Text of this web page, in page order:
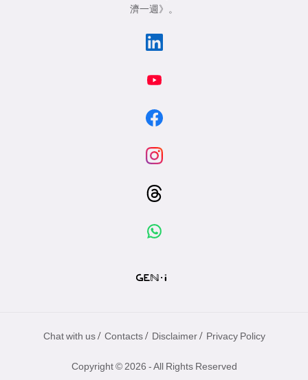
濟一週》
。
Chat with us / Contacts / Disclaimer / Privacy Policy
Copyright © 2026 - All Rights Reserved